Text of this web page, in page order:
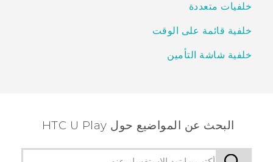
خلفيات متعددة
خلفية قائمة على الوقت
خلفية شاشة التأمين
البحث عن المواضيع حول HTC U Play